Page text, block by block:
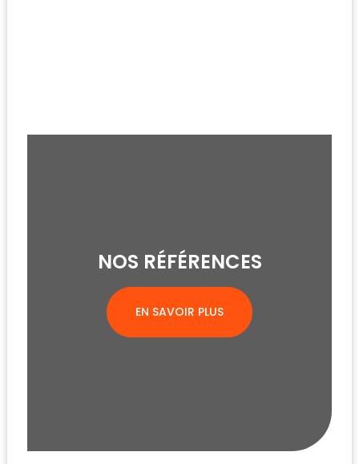
NOS RÉFÉRENCES
EN SAVOIR PLUS